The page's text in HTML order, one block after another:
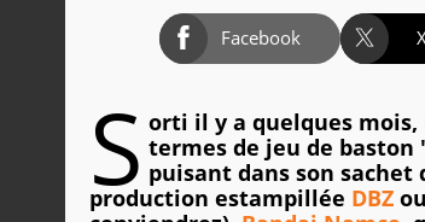
Facebook
S orti il y a quelques mois,
termes de jeu de
puisant dans son
production estampillée DBZ ou